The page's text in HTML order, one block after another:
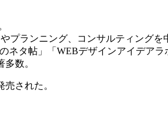
プランニング、コンサルティング
ネタ帖」「WEBデザインアイデ
数。
された。